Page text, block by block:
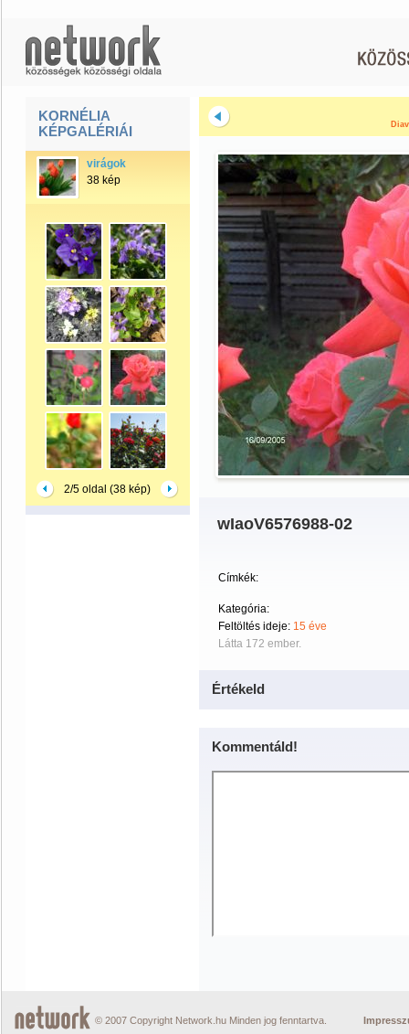
KORNÉLIA
KÉPGALÉRIÁI
virágok
38 kép
2/5 oldal (38 kép)
wIaoV6576988-02
Címkék:
Kategória:
Feltöltés ideje: 15 éve
Látta 172 ember.
Értékeld
Kommentáld!
© 2007 Copyright Network.hu Minden jog fenntartva.